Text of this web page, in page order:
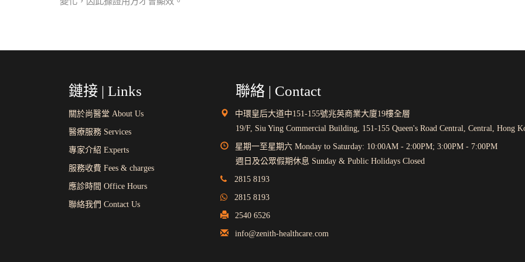
鏈接 | Links
關於尚醫堂 About Us
醫療服務 Services
專家介紹 Experts
服務收費 Fees & charges
應診時間 Office Hours
聯絡我們 Contact Us
聯絡 | Contact
中環皇后大道中151-155號兆英商業大廈19樓全層
19/F, Siu Ying Commercial Building, 151-155 Queen's Road Central, Central, Hong
星期一至星期六 Monday to Saturday: 10:00AM - 2:00PM; 3:00PM - 7:00PM
週日及公眾假期休息 Sunday & Public Holidays Closed
2815 8193
2815 8193
2540 6526
info@zenith-healthcare.com